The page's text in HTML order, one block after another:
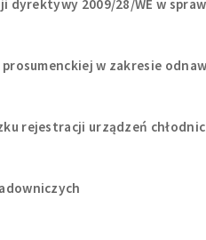
dyrektywy 2009/28/WE w
w zakresie
rejestracji urządzeń